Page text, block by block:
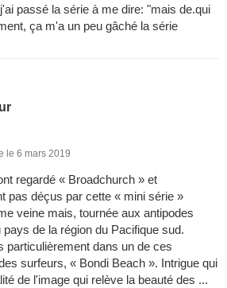
passé la série à me dire: "mais de.qui
ça m'a un peu gâché la série
le 6 mars 2019
regardé « Broadchurch » et
pas déçus par cette « mini série »
veine mais, tournée aux antipodes
de la région du Pacifique sud.
particulièrement dans un de ces
surfeurs, « Bondi Beach ». Intrigue qui
de l'image qui relève la beauté des ...